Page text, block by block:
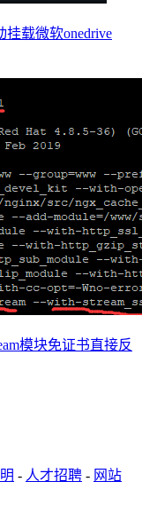
挂载微软onedrive
模块免证书直接反
- 人才招聘 - 网站